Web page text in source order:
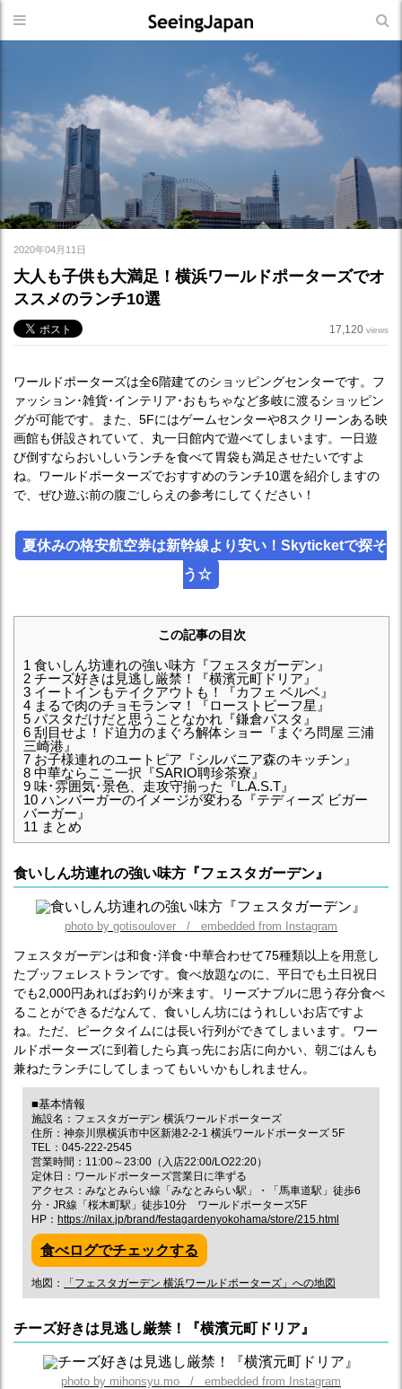
2020年04月11日
大人も子供も大満足！横浜ワールドポーターズでオ
ススメのランチ10選
17,120 views
ワールドポーターズは全6階建てのショッピングセンターです。フ
ァッション･雑貨･インテリア･おもちゃなど多岐に渡るショッピン
グが可能です。また、5Fにはゲームセンターや8スクリーンある映
画館も併設されていて、丸一日館内で遊べてしまいます。一日遊
び倒すならおいしいランチを食べて胃袋も満足させたいですよ
ね。ワールドポーターズでおすすめのランチ10選を紹介しますの
で、ぜひ遊ぶ前の腹ごしらえの参考にしてください！
夏休みの格安航空券は新幹線より安い！Skyticketで探そ
う☆
この記事の目次
1 食いしん坊連れの強い味方『フェスタガーデン』
2 チーズ好きは見逃し厳禁！『横濱元町ドリア』
3 イートインもテイクアウトも！『カフェ ベルベ』
4 まるで肉のチョモランマ！『ローストビーフ星』
5 パスタだけだと思うことなかれ『鎌倉パスタ』
6 刮目せよ！ド迫力のまぐろ解体ショー『まぐろ問屋 三浦
三崎港』
7 お子様連れのユートピア『シルバニア森のキッチン』
8 中華ならここ一択『SARIO聘珍茶寮』
9 味･雰囲気･景色、走攻守揃った『L.A.S.T』
10 ハンバーガーのイメージが変わる『テディーズ ビガー
バーガー』
11 まとめ
食いしん坊連れの強い味方『フェスタガーデン』
photo by gotisoulover / embedded from Instagram
フェスタガーデンは和食･洋食･中華合わせて75種類以上を用意し
たブッフェレストランです。食べ放題なのに、平日でも土日祝日
でも2,000円あればお釣りが来ます。リーズナブルに思う存分食べ
ることができるだなんて、食いしん坊にはうれしいお店ですよ
ね。ただ、ピークタイムには長い行列ができてしまいます。ワー
ルドポーターズに到着したら真っ先にお店に向かい、朝ごはんも
兼ねたランチにしてしまってもいいかもしれません。
■基本情報
施設名：フェスタガーデン 横浜ワールドポーターズ
住所：神奈川県横浜市中区新港2-2-1 横浜ワールドポーターズ 5F
TEL：045-222-2545
営業時間：11:00～23:00（入店22:00/LO22:20）
定休日：ワールドポーターズ営業日に準ずる
アクセス：みなとみらい線「みなとみらい駅」・「馬車道駅」徒歩6
分・JR線「桜木町駅」徒歩10分 ワールドポーターズ5F
HP： https://nilax.jp/brand/festagardenyokohama/store/215.html
食べログでチェックする
地図： 「フェスタガーデン 横浜ワールドポーターズ」への地図
チーズ好きは見逃し厳禁！『横濱元町ドリア』
photo by mihonsyu.mo / embedded from Instagram